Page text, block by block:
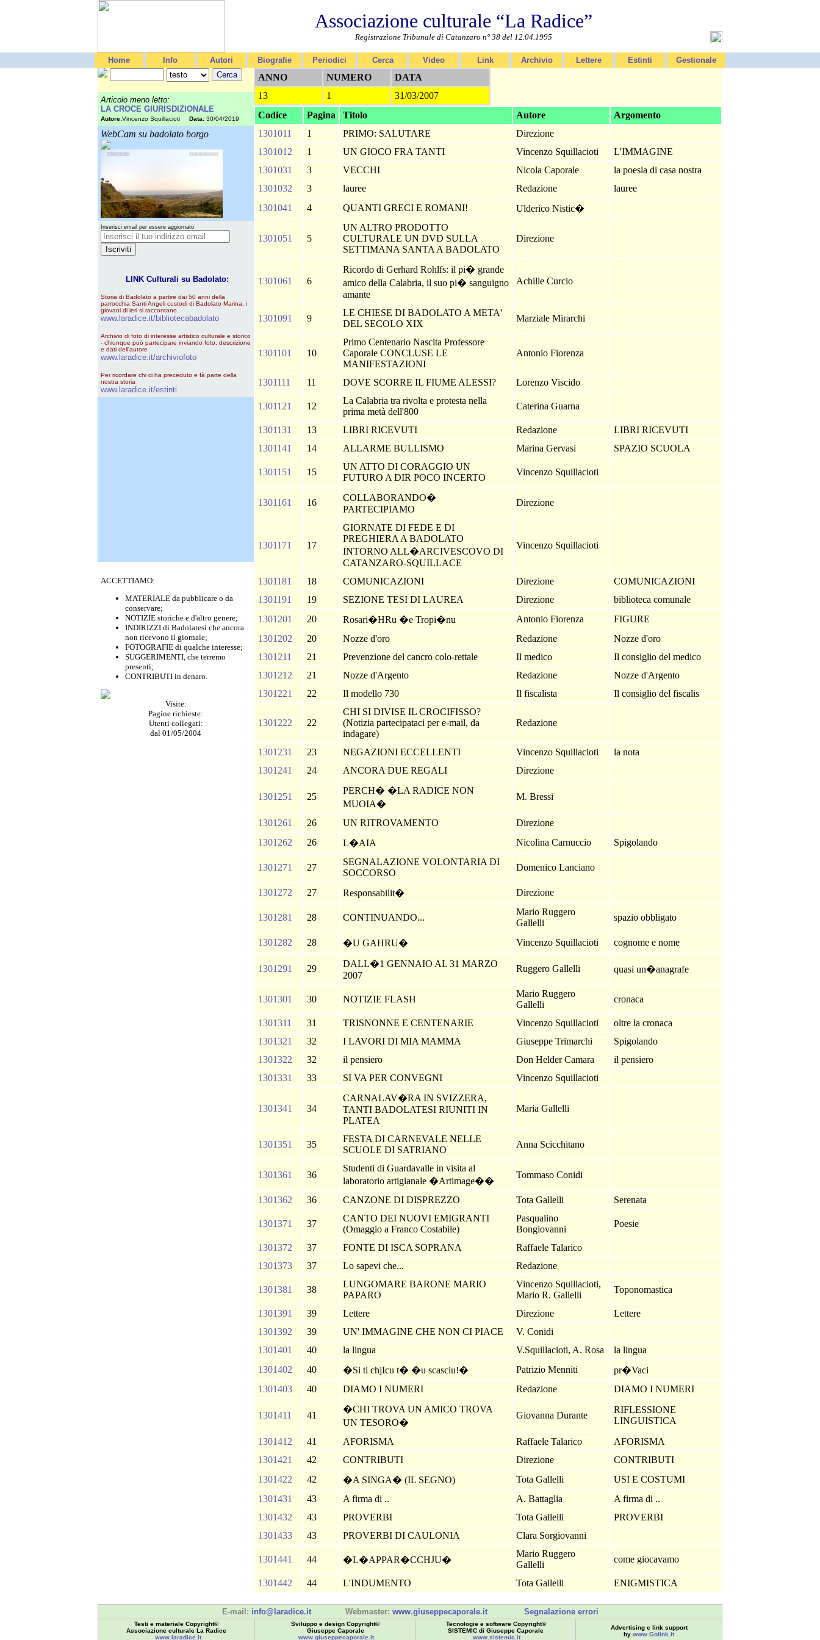
Associazione culturale “La Radice”
Registrazione Tribunale di Catanzaro n° 38 del 12.04.1995
Home Info Autori Biografie Periodici Cerca Video Link Archivio Lettere Estinti Gestionale
Articolo meno letto:
LA CROCE GIURISDIZIONALE
Autore:Vincenzo Squillacioti Data: 30/04/2019
WebCam su badolato borgo
Inserisci email per essere aggiornato
LINK Culturali su Badolato:
Storia di Badolato a partire dai 50 anni della
parrocchia Santi Angeli custodi di Badolato Marina, i
giovani di ieri si raccontano.
www.laradice.it/bibliotecabadolato
Archivio di foto di interesse artistico culturale e storico
- chiunque può partecipare inviando foto, descrizione
e dati dell'autore
www.laradice.it/archiviofoto
Per ricordare chi ci ha preceduto e fà parte della
nostra storia
www.laradice.it/estinti
ACCETTIAMO:
MATERIALE da pubblicare o da
conservare;
NOTIZIE storiche e d'altro genere;
INDIRIZZI di Badolatesi che ancora
non ricevono il giornale;
FOTOGRAFIE di qualche interesse;
SUGGERIMENTI, che terremo
presenti;
CONTRIBUTI in denaro.
Visite:
Pagine richieste:
Utenti collegati:
dal 01/05/2004
ANNO NUMERO
DATA
13
1
31/03/2007
Codice
Pagina Titolo Autore
Argomento
1301011
1 PRIMO: SALUTARE
Direzione
1301012
1 UN GIOCO FRA TANTI Vincenzo Squillacioti
L'IMMAGINE
1301031
3 VECCHI Nicola Caporale
la poesia di casa nostra
1301032
3 lauree Redazione
lauree
1301041
4 QUANTI GRECI E ROMANI! Ulderico Nistic�
1301051 5
UN ALTRO PRODOTTO
CULTURALE UN DVD SULLA
SETTIMANA SANTA A BADOLATO
Direzione
1301061 6
Ricordo di Gerhard Rohlfs: il pi� grande
amico della Calabria, il suo pi� sanguigno
amante
Achille Curcio
1301091 9
LE CHIESE DI BADOLATO A META'
DEL SECOLO XIX
Marziale Mirarchi
1301101 10
Primo Centenario Nascita Professore
Caporale CONCLUSE LE
MANIFESTAZIONI
Antonio Fiorenza
1301111 11 DOVE SCORRE IL FIUME ALESSI? Lorenzo Viscido
1301121 12
La Calabria tra rivolta e protesta nella
prima metà dell'800
Caterina Guarna
1301131 13 LIBRI RICEVUTI Redazione
LIBRI RICEVUTI
1301141
14 ALLARME BULLISMO Marina Gervasi SPAZIO SCUOLA
1301151 15
UN ATTO DI CORAGGIO UN
FUTURO A DIR POCO INCERTO
Vincenzo Squillacioti
1301161 16
COLLABORANDO�
PARTECIPIAMO
Direzione
1301171 17
GIORNATE DI FEDE E DI
PREGHIERA A BADOLATO
INTORNO ALL�ARCIVESCOVO DI
CATANZARO-SQUILLACE
Vincenzo Squillacioti
1301181 18 COMUNICAZIONI Direzione
COMUNICAZIONI
1301191
19 SEZIONE TESI DI LAUREA Direzione
biblioteca comunale
1301201
20 Rosari�HRu �e Tropi�nu Antonio Fiorenza
FIGURE
1301202
20 Nozze d'oro Redazione
Nozze d'oro
1301211
21 Prevenzione del cancro colo-rettale Il medico
Il consiglio del medico
1301212
21 Nozze d'Argento Redazione
Nozze d'Argento
1301221
22 Il modello 730 Il fiscalista Il consiglio del fiscalis
1301222 22
CHI SI DIVISE IL CROCIFISSO?
(Notizia partecipataci per e-mail, da
indagare)
Redazione
1301231 23 NEGAZIONI ECCELLENTI Vincenzo Squillacioti
la nota
1301241
24 ANCORA DUE REGALI Direzione
1301251 25
PERCH� �LA RADICE NON
MUOIA�
M. Bressi
1301261 26 UN RITROVAMENTO
Direzione
1301262
26 L�AIA Nicolina Carnuccio Spigolando
1301271 27
SEGNALAZIONE VOLONTARIA DI
SOCCORSO
Domenico Lanciano
1301272 27 Responsabilit� Direzione
1301281 28 CONTINUANDO...
Mario Ruggero
Gallelli
spazio obbligato
1301282 28 �U GAHRU� Vincenzo Squillacioti cognome e nome
1301291 29
DALL�1 GENNAIO AL 31 MARZO
2007
Ruggero Gallelli quasi un�anagrafe
1301301 30 NOTIZIE FLASH
Mario Ruggero
Gallelli
cronaca
1301311 31 TRISNONNE E CENTENARIE Vincenzo Squillacioti
oltre la cronaca
1301321
32 I LAVORI DI MIA MAMMA Giuseppe Trimarchi
Spigolando
1301322
32 il pensiero Don Helder Camara
il pensiero
1301331
33 SI VA PER CONVEGNI Vincenzo Squillacioti
1301341 34
CARNALAV�RA IN SVIZZERA,
TANTI BADOLATESI RIUNITI IN
PLATEA
Maria Gallelli
1301351 35
FESTA DI CARNEVALE NELLE
SCUOLE DI SATRIANO
Anna Scicchitano
1301361 36
Studenti di Guardavalle in visita al
laboratorio artigianale �Artimage��
Tommaso Conidi
1301362 36 CANZONE DI DISPREZZO Tota Gallelli Serenata
1301371 37
CANTO DEI NUOVI EMIGRANTI
(Omaggio a Franco Costabile)
Pasqualino
Bongiovanni
Poesie
1301372 37 FONTE DI ISCA SOPRANA
Raffaele Talarico
1301373
37 Lo sapevi che... Redazione
1301381 38
LUNGOMARE BARONE MARIO
PAPARO
Vincenzo Squillacioti,
Mario R. Gallelli
Toponomastica
1301391 39 Lettere Direzione
Lettere
1301392
39 UN' IMMAGINE CHE NON CI PIACE
V. Conidi
1301401
40 la lingua V.Squillacioti, A. Rosa
la lingua
1301402
40 �Si ti chjIcu t� �u scasciu!� Patrizio Menniti
pr�Vaci
1301403
40 DIAMO I NUMERI Redazione DIAMO I NUMERI
1301411 41
�CHI TROVA UN AMICO TROVA
UN TESORO�
Giovanna Durante
RIFLESSIONE
LINGUISTICA
1301412
41 AFORISMA Raffaele Talarico
AFORISMA
1301421
42 CONTRIBUTI Direzione
CONTRIBUTI
1301422
42 �A SINGA� (IL SEGNO) Tota Gallelli
USI E COSTUMI
1301431
43 A firma di .. A. Battaglia
A firma di ..
1301432
43 PROVERBI Tota Gallelli
PROVERBI
1301433
43 PROVERBI DI CAULONIA Clara Sorgiovanni
1301441 44 �L�APPAR�CCHJU�
Mario Ruggero
Gallelli
come giocavamo
1301442 44 L'INDUMENTO Tota Gallelli ENIGMISTICA
E-mail: info@laradice.it Webmaster: www.giuseppecaporale.it Segnalazione errori
Testi e materiale Copyright©
Associazione culturale La Radice
www.laradice.it
Sviluppo e design Copyright©
Giuseppe Caporale
www.giuseppecaporale.it
Tecnologie e software Copyright©
SISTEMIC di Giuseppe Caporale
www.sistemic.it
Advertising e link support
by www.Golink.it